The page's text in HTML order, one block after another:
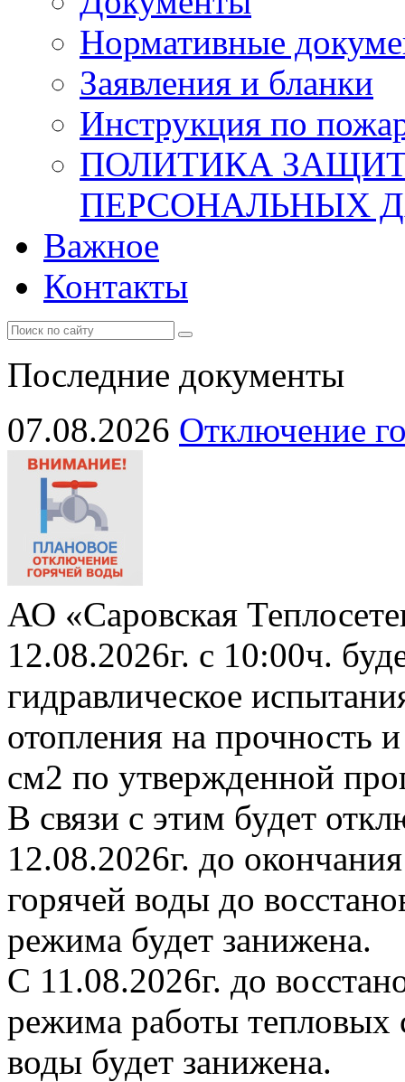
Нормативные
Заявления и бланки
Инструкция по
ПОЛИТИКА
ПЕРСОНАЛЬНЫХ
Важное
Контакты
Последние документы
07.08.2026 Отключение
АО «Саровская
12.08.2026г. с 10:00ч.
гидравлическое
отопления на прочность
см2 по утвержденной
В связи с этим будет
12.08.2026г. до
горячей воды до
режима будет занижена.
С 11.08.2026г. до
режима работы тепловых
воды будет занижена.